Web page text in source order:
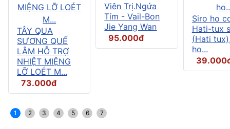
TÂY QUA
SƯƠNG QUẾ
LÂM HỖ TRỢ
NHIỆT MIỆNG
LỠ LOÉT M...
73.000đ
Viên Trị.Ngứa
Tím - Vail-Bon
Jie Yang Wan
95.000đ
Siro ho
Hati-tux
(Hati
ho...
1 2 3 4 5 6 7